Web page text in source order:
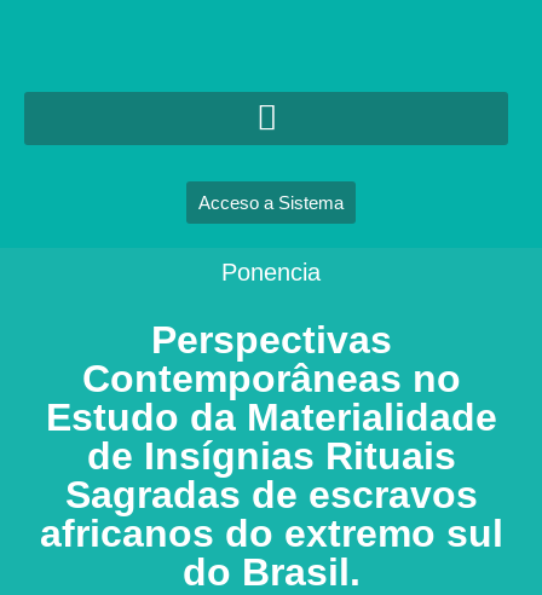
Acceso a Sistema
Ponencia
Perspectivas
Contemporâneas no
Estudo da Materialidade
de Insígnias Rituais
Sagradas de escravos
africanos do extremo sul
do Brasil.